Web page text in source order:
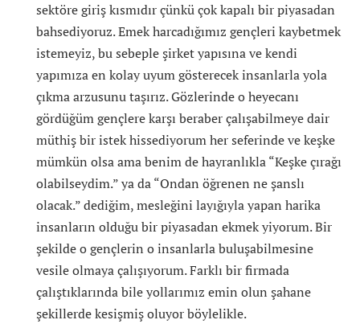
sektöre giriş kısmıdır çünkü çok kapalı bir piyasadan
bahsediyoruz. Emek harcadığımız gençleri kaybetmek
istemeyiz, bu sebeple şirket yapısına ve kendi
yapımıza en kolay uyum gösterecek insanlarla yola
çıkma arzusunu taşırız. Gözlerinde o heyecanı
gördüğüm gençlere karşı beraber çalışabilmeye dair
müthiş bir istek hissediyorum her seferinde ve keşke
mümkün olsa ama benim de hayranlıkla “Keşke çırağı
olabilseydim.” ya da “Ondan öğrenen ne şanslı
olacak.” dediğim, mesleğini layığıyla yapan harika
insanların olduğu bir piyasadan ekmek yiyorum. Bir
şekilde o gençlerin o insanlarla buluşabilmesine
vesile olmaya çalışıyorum. Farklı bir firmada
çalıştıklarında bile yollarımız emin olun şahane
şekillerde kesişmiş oluyor böylelikle.